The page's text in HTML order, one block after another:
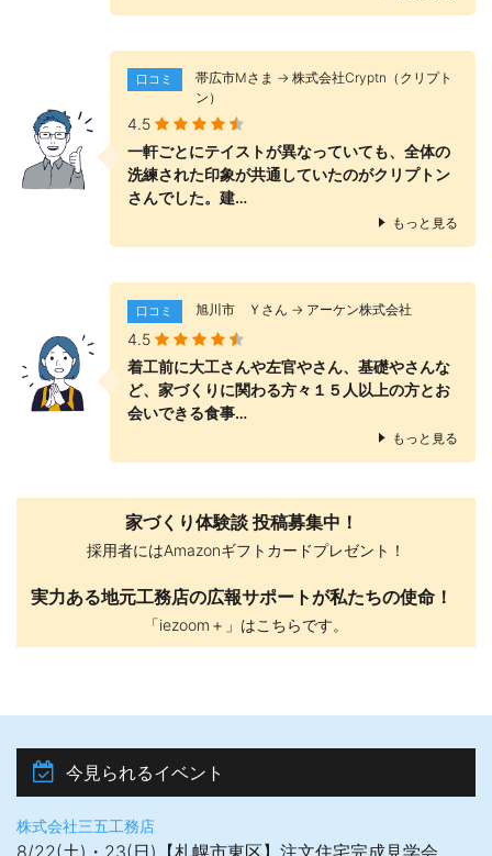
口コミ
帯広市Mさま → 株式会社Cryptn（クリプト
ン）
4.5
一軒ごとにテイストが異なっていても、全体の
洗練された印象が共通していたのがクリプトン
さんでした。建…
もっと見る
口コミ 旭川市 Ｙさん → アーケン株式会社
4.5
着工前に大工さんや左官やさん、基礎やさんな
ど、家づくりに関わる方々１５人以上の方とお
会いできる食事…
もっと見る
家づくり体験談 投稿募集中！
採用者にはAmazonギフトカードプレゼント！
実力ある地元工務店の広報サポートが私たちの使命！
「iezoom＋」はこちらです。
今見られるイベント
株式会社三五工務店